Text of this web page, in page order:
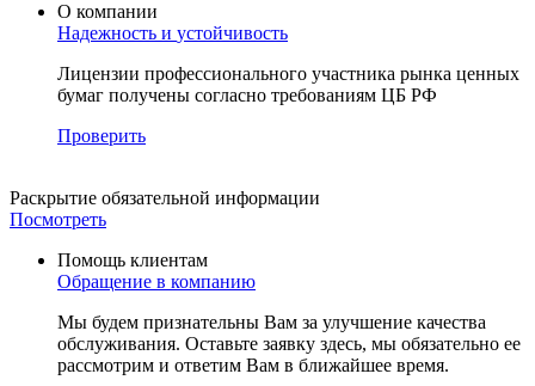
О компании
Надежность и устойчивость
Лицензии профессионального участника рынка ценных
бумаг получены согласно требованиям ЦБ РФ
Проверить
Раскрытие обязательной информации
Посмотреть
Помощь клиентам
Обращение в компанию
Мы будем признательны Вам за улучшение качества
обслуживания. Оставьте заявку здесь, мы обязательно ее
рассмотрим и ответим Вам в ближайшее время.